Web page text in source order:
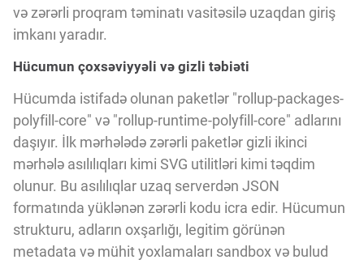
Haqqımızda
Vizyoner Baxışı
Innovasiya Bələdçisi
Gələcəyin Təhlili
Podkastlar
və zərərli proqram təminatı vasitəsilə uzaqdan giriş
imkanı yaradır.
Hücumun çoxsəviyyəli və gizli təbiəti
Hücumda istifadə olunan paketlər "rollup-packages-
polyfill-core" və "rollup-runtime-polyfill-core" adlarını
daşıyır. İlk mərhələdə zərərli paketlər gizli ikinci
mərhələ asılılıqları kimi SVG utilitləri kimi təqdim
olunur. Bu asılılıqlar uzaq serverdən JSON
formatında yüklənən zərərli kodu icra edir. Hücumun
strukturu, adların oxşarlığı, legitim görünən
metadata və mühit yoxlamaları sandbox və bulud